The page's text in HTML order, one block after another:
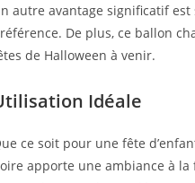
autre avantage significatif est
De plus, ce ballon
de Halloween à venir.
Idéale
ce soit pour une fête
apporte une ambiance à la